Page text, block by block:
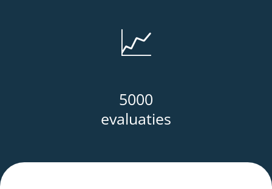
📈
5000
evaluaties